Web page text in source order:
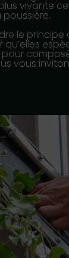
vivante
le principe
pour
vous